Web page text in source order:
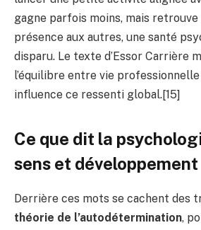
gagne parfois moins, mais retrouve
présence aux autres, une santé
disparu. Le texte d’Essor Carrière
l’équilibre entre vie
influence ce ressenti global.[15]
Ce que dit la
sens et développement
Derrière ces mots se cachent des
théorie de l’autodétermination,